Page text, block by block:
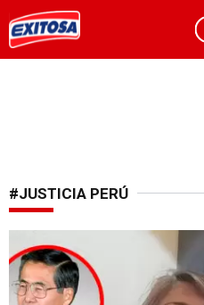
#JUSTICIA PERÚ
Justicia tras clandestinidad